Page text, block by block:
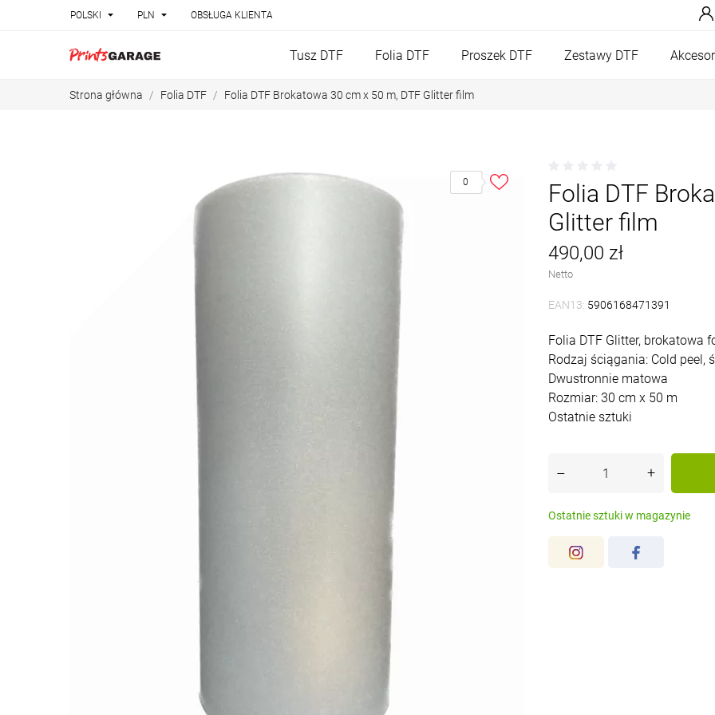
POLSKI  PLN  OBSŁUGA KLIENTA
Tusz DTF Folia DTF Proszek DTF Zestawy DTF
Strona główna Folia DTF Folia DTF Brokatowa 30 cm x 50 m, DTF Glitter film
0
Folia DTF
Glitter film
490,00 zł
Netto
EAN13: 5906168471391
Folia DTF Glitter, brokatowa
Rodzaj ściągania: Cold peel,
Dwustronnie matowa
Rozmiar: 30 cm x 50 m
Ostatnie sztuki
– +
Ostatnie sztuki w magazynie